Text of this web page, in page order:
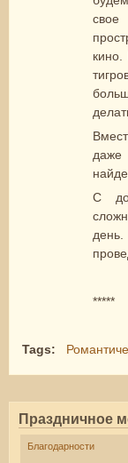
С
*****
Tags:
Праздничное
Благодарности